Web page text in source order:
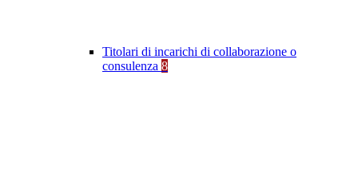
Titolari di incarichi di collaborazione o
consulenza 8